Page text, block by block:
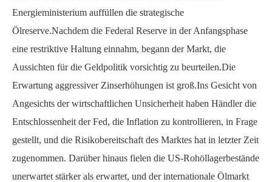
Energieministerium auffüllen die strategische
Ölreserve.Nachdem die Federal Reserve in der Anfangsphase
eine restriktive Haltung einnahm, begann der Markt, die
Aussichten für die Geldpolitik vorsichtig zu beurteilen.Die
Erwartung aggressiver Zinserhöhungen ist groß.Ins Gesicht von
Angesichts der wirtschaftlichen Unsicherheit haben Händler die
Entschlossenheit der Fed, die Inflation zu kontrollieren, in Frage
gestellt, und die Risikobereitschaft des Marktes hat in letzter Zeit
zugenommen. Darüber hinaus fielen die US-Rohöllagerbestände
unerwartet stärker als erwartet, und der internationale Ölmarkt